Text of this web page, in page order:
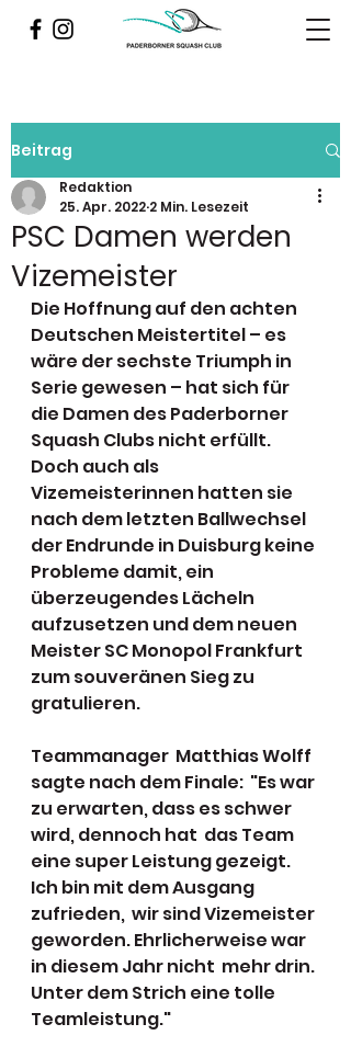
Beitrag
PSC Damen werden
Vizemeister
Redaktion
25. Apr. 2022 2 Min. Lesezeit
Die Hoffnung auf den achten
Deutschen Meistertitel – es
wäre der sechste Triumph in
Serie gewesen – hat sich für
die Damen des Paderborner
Squash Clubs nicht erfüllt.
Doch auch als
Vizemeisterinnen hatten sie
nach dem letzten Ballwechsel
der Endrunde in Duisburg keine
Probleme damit, ein
überzeugendes Lächeln
aufzusetzen und dem neuen
Meister SC Monopol Frankfurt
zum souveränen Sieg zu
gratulieren.
Teammanager  Matthias Wolff
sagte nach dem Finale:  "Es war
zu erwarten, dass es schwer
wird, dennoch hat  das Team
eine super Leistung gezeigt.
Ich bin mit dem Ausgang
zufrieden,  wir sind Vizemeister
geworden. Ehrlicherweise war
in diesem Jahr nicht  mehr drin.
Unter dem Strich eine tolle
Teamleistung."